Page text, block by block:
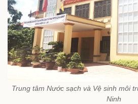
Trung tâm Nước sạch và Vệ sinh môi
Ninh